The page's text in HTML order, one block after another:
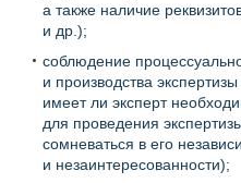
а также наличие
и др.);
соблюдение
и производства
имеет ли эксперт
для проведения
сомневаться в его
и незаинтересованности);